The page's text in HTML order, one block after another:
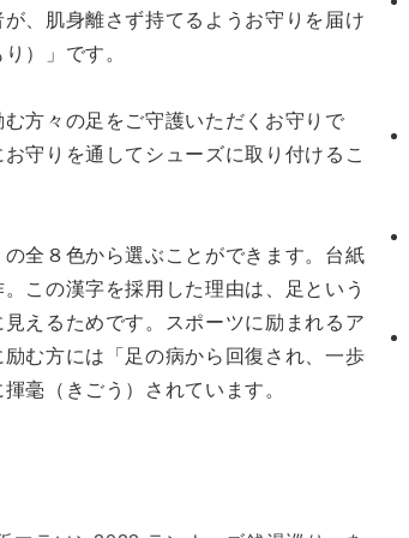
、肌身離さず持てるようお守りを届け
）」です。
方々の足をご守護いただくお守りで
守りを通してシューズに取り付けるこ
全８色から選ぶことができます。台紙
この漢字を採用した理由は、足という
えるためです。スポーツに励まれるア
む方には「足の病から回復され、一歩
毫（きごう）されています。